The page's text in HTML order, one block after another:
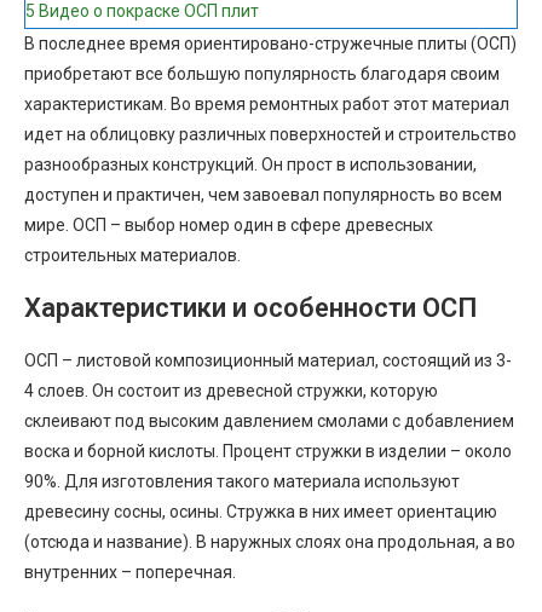
5 Видео о покраске ОСП плит
В последнее время ориентировано-стружечные плиты (ОСП)
приобретают все большую популярность благодаря своим
характеристикам. Во время ремонтных работ этот материал
идет на облицовку различных поверхностей и строительство
разнообразных конструкций. Он прост в использовании,
доступен и практичен, чем завоевал популярность во всем
мире. ОСП – выбор номер один в сфере древесных
строительных материалов.
Характеристики и особенности ОСП
ОСП – листовой композиционный материал, состоящий из 3-
4 слоев. Он состоит из древесной стружки, которую
склеивают под высоким давлением смолами с добавлением
воска и борной кислоты. Процент стружки в изделии – около
90%. Для изготовления такого материала используют
древесину сосны, осины. Стружка в них имеет ориентацию
(отсюда и название). В наружных слоях она продольная, а во
внутренних – поперечная.